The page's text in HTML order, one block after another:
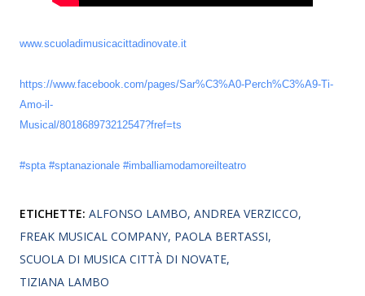
www.scuoladimusicacittadinovate.it
https://www.facebook.com/pages/Sar%C3%A0-Perch%C3%A9-Ti-
Amo-il-
Musical/801868973212547?fref=ts
#‎spta‬ ‪#‎sptanazionale‬ ‪#‎imballiamodamoreilteatro‬
ETICHETTE: ALFONSO LAMBO ANDREA VERZICCO
FREAK MUSICAL COMPANY PAOLA BERTASSI
SCUOLA DI MUSICA CITTÀ DI NOVATE
TIZIANA LAMBO